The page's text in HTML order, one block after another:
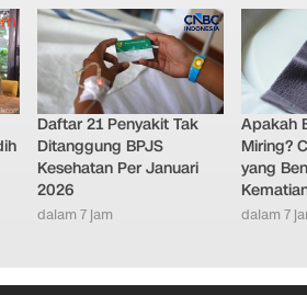
Daftar 21 Penyakit Tak
Ditanggung BPJS
Kesehatan Per Januari
2026
dalam 7 jam
Apakah
Miring?
yang
dalam 7